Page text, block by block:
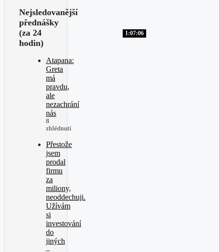
1:07:06
Nejsledovanější
přednášky
(za 24
hodin)
Atapana:
Greta
má
pravdu,
ale
nezachrání
nás
8
zhlédnutí
Přestože
jsem
prodal
firmu
za
miliony,
neoddechuji.
Užívám
si
investování
do
jiných
–